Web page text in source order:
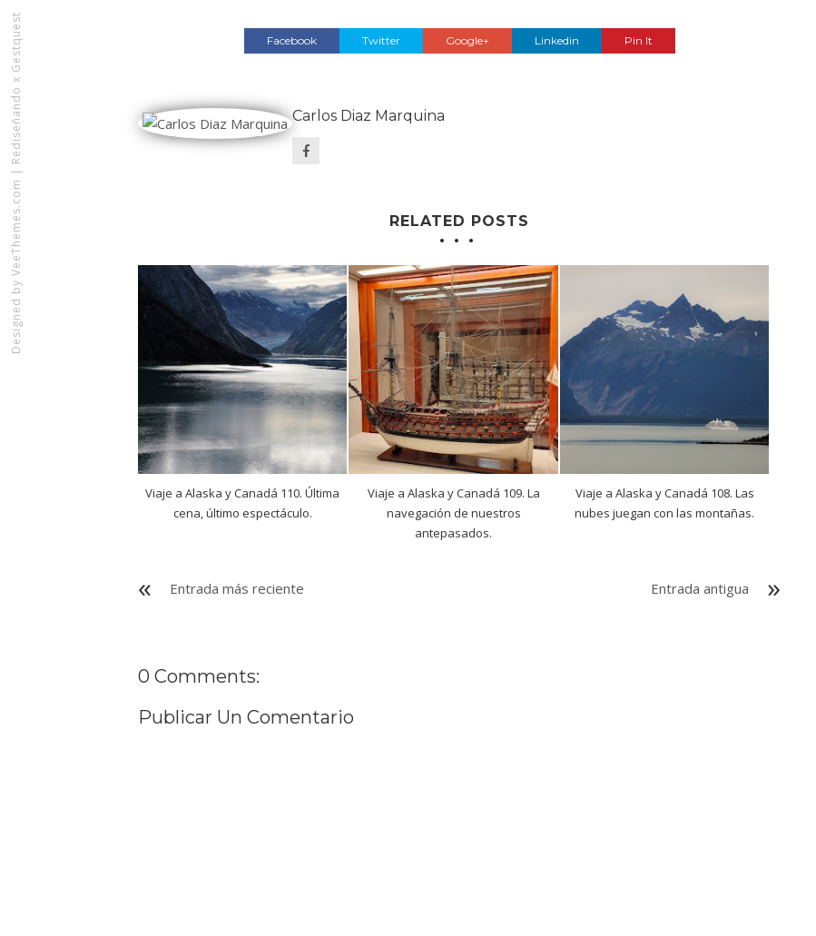
Designed by
VeeThemes.com
|
Rediseñando x Gestquest Facebook Twitter Google+ Linkedin Pin It
Carlos Diaz Marquina
RELATED POSTS
Viaje a Alaska y Canadá 110. Última
cena, último espectáculo.
Viaje a Alaska y Canadá 109. La
navegación de nuestros
antepasados.
Viaje a Alaska y Canadá 108. Las
nubes juegan con las montañas.
Entrada más reciente Entrada antigua
0 Comments:
Publicar Un Comentario